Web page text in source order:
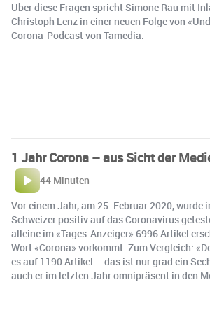
Über diese Fragen spricht Simone Rau mit
Christoph Lenz in einer neuen Folge von
Corona-Podcast von Tamedia.
1 Jahr Corona – aus Sicht der
44 Minuten
Vor einem Jahr, am 25. Februar 2020, wurde
Schweizer positiv auf das Coronavirus
alleine im «Tages-Anzeiger» 6996 Artikel
Wort «Corona» vorkommt. Zum Vergleich:
es auf 1190 Artikel – das ist nur grad ein
auch er im letzten Jahr omnipräsent in den